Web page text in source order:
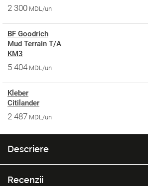
2 300 MDL/un
BF Goodrich
Mud Terrain T/A
KM3
5 404 MDL/un
Kleber
Citilander
2 487 MDL/un
Descriere
Recenzii